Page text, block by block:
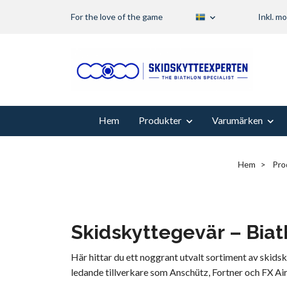
For the love of the game Inkl.
Hem Produkter Varumärken
Hem
Skidskyttegevär –
Här hittar du ett noggrant utvalt sortiment av
ledande tillverkare som Anschütz, Fortner och FX